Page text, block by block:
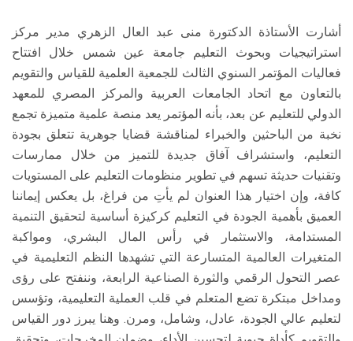
أشارت الأستاذة الدكتورة منى عبد العال الزهري مدير مركز
استراتيجيات وبحوث التعليم جامعة عين شمس خلال افتتاح
فعاليات المؤتمر السنوي الثالث للجمعية العلمية للقياس والتقويم
بالتعاون مع اتحاد الجامعات العربية والمركز المصري للمعهد
الدولي للتعليم عن بعد، بأنه المؤتمر يعد منصة علمية متميزة تجمع
نخبة من الباحثين والخبراء لمناقشة قضايا جوهرية تتعلق بجودة
التعليم، واستشراف آفاق جديدة للتميز من خلال ممارسات
وتقنيات حديثة تسهم في تطوير منظومات التعليم على المستويات
كافة، وإن اختيار هذا العنوان لم يأتِ من فراغ، بل يعكس إيماننا
العميق بأهمية الجودة في التعليم كركيزة أساسية لتحقيق التنمية
المستدامة، والاستثمار في رأس المال البشري، ومواكبة
المتغيرات العالمية المتسارعة التي تشهدها النظم التعليمية في
عصر التحول الرقمي والثورة الصناعية الرابعة، وننفتح على رؤى
ومداخل مبتكرة تضع المتعلم في قلب العملية التعليمية، وتؤسس
لتعليم عالي الجودة، عادل، وشامل، ومرن. وهنا يبرز دور القياس